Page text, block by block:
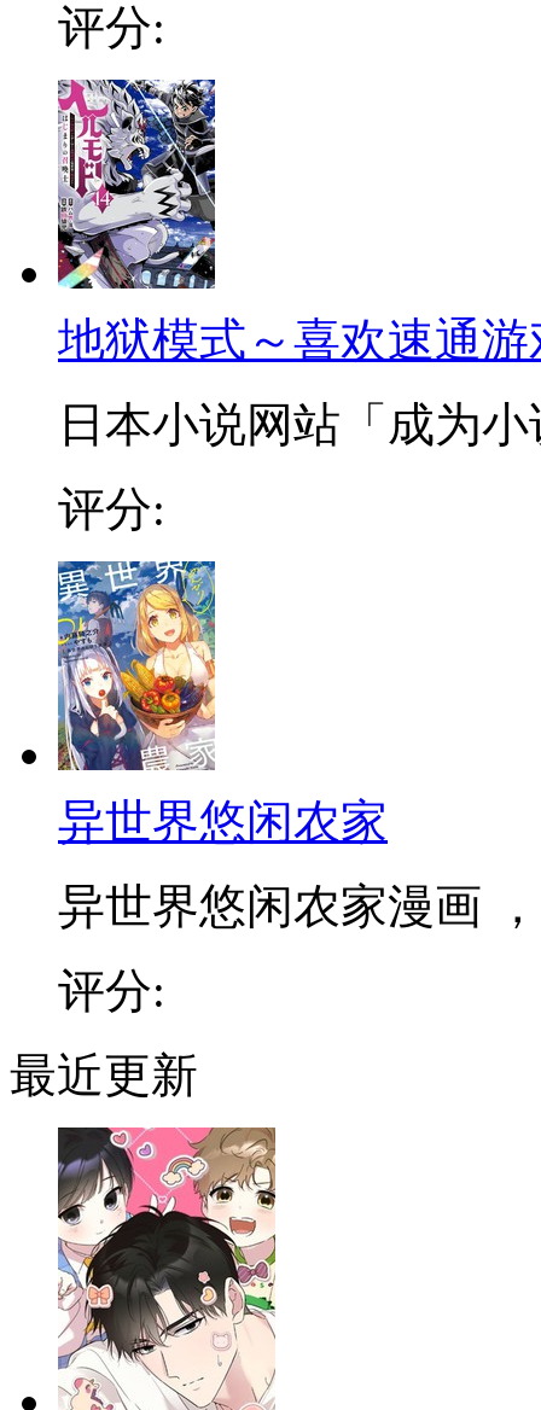
评分:
地狱模式～喜欢速通
日本小说网站「成为
评分:
异世界悠闲农家
异世界悠闲农家漫画
评分:
最近更新